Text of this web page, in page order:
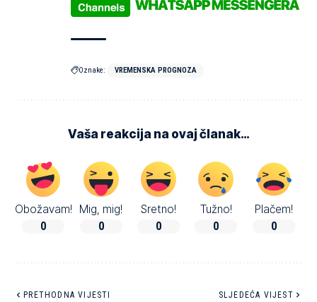
Oznake: VREMENSKA PROGNOZA
Vaša reakcija na ovaj članak…
Obožavam!
0
Mig, mig!
0
Sretno!
0
Tužno!
0
Plačem!
0
PRETHODNA VIJESTI SLJEDEĆA VIJEST